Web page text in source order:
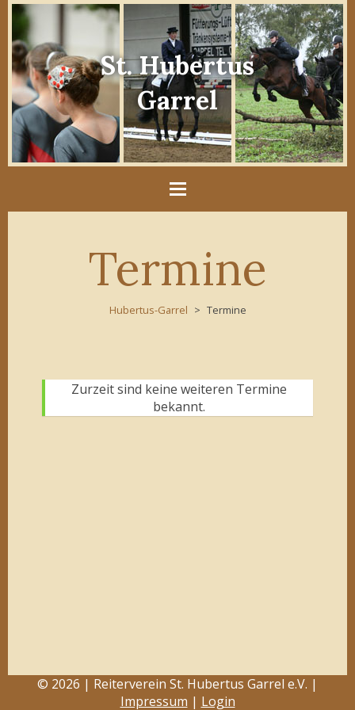
St. Hubertus
Garrel
Termine
Hubertus-Garrel Termine
Zurzeit sind keine weiteren Termine
bekannt.
© 2026 | Reiterverein St. Hubertus Garrel e.V. |
Impressum | Login